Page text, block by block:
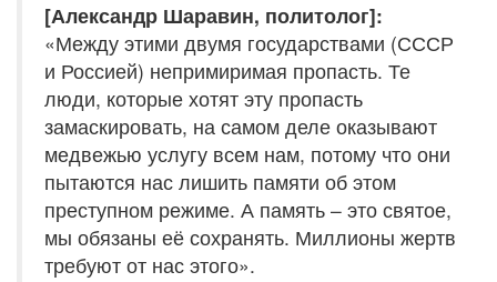
[Александр Шаравин, политолог]:
«Между этими двумя государствами (СССР
и Россией) непримиримая пропасть. Те
люди, которые хотят эту пропасть
замаскировать, на самом деле оказывают
медвежью услугу всем нам, потому что они
пытаются нас лишить памяти об этом
преступном режиме. А память – это святое,
мы обязаны её сохранять. Миллионы жертв
требуют от нас этого».